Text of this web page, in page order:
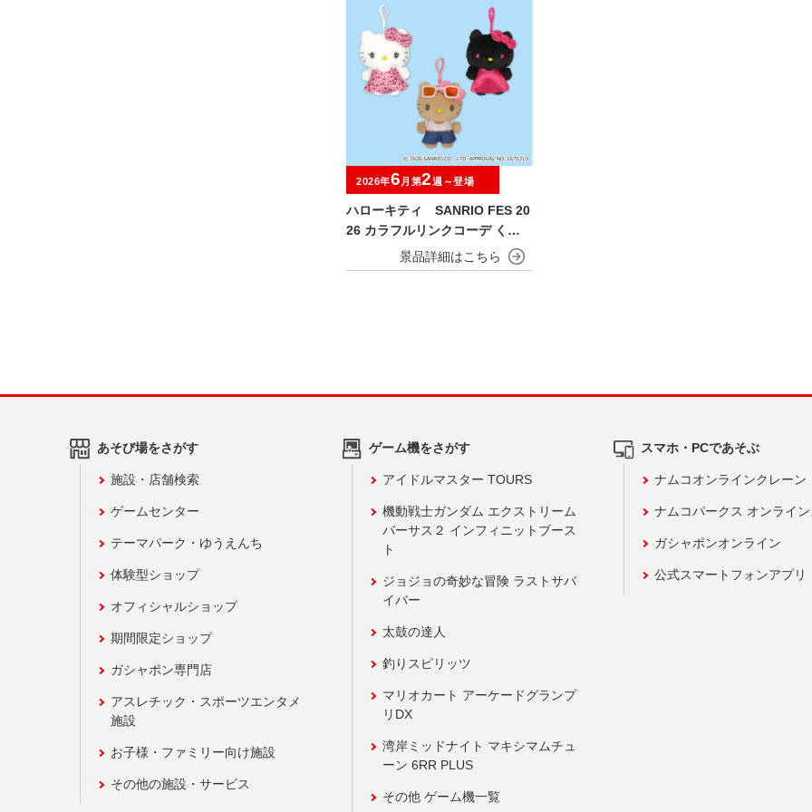
ハローキティ SANRIO FES 20
26 カラフルリンクコーデ くり
っぴぃ ぬいぐるみ
2026年6 月第2週～登場
あそび場をさがす
施設・店舗検索
ゲームセンター
テーマパーク・ゆうえんち
体験型ショップ
オフィシャルショップ
期間限定ショップ
ガシャポン専門店
アスレチック・スポーツエンタメ
施設
お子様・ファミリー向け施設
その他の施設・サービス
ゲーム機をさがす
アイドルマスター TOURS
機動戦士ガンダム エクストリーム
バーサス２ インフィニットブース
ト
ジョジョの奇妙な冒険 ラストサバ
イバー
太鼓の達人
釣りスピリッツ
マリオカート アーケードグランプ
リDX
湾岸ミッドナイト マキシマムチュ
ーン 6RR PLUS
その他 ゲーム機一覧
スマホ・PCであそぶ
ナムコオンラインクレーン
ナムコパークス オンライ
ガシャポンオンライン
公式スマートフォンアプリ